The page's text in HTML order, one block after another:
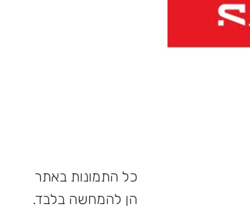
כל התמונות באתר
הן להמחשה בלבד.